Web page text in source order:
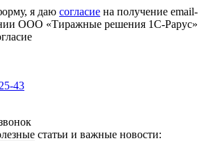
я даю согласие на получение email-
ООО «Тиражные решения 1С-Рарус»
43
статьи и важные новости: